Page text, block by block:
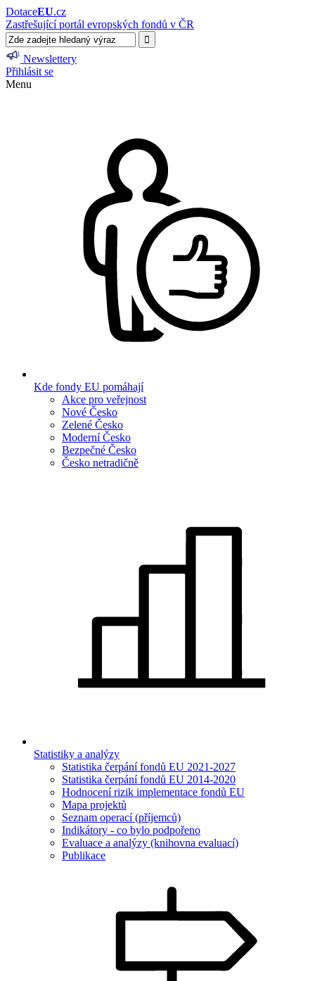
DotaceEU.cz
Zastřešující portál evropských fondů v ČR
Newslettery
Přihlásit se
Menu
Kde fondy EU pomáhají
Akce pro veřejnost
Nové Česko
Zelené Česko
Moderní Česko
Bezpečné Česko
Česko netradičně
Statistiky a analýzy
Statistika čerpání fondů EU 2021-2027
Statistika čerpání fondů EU 2014-2020
Hodnocení rizik implementace fondů EU
Mapa projektů
Seznam operací (příjemců)
Indikátory - co bylo podpořeno
Evaluace a analýzy (knihovna evaluací)
Publikace